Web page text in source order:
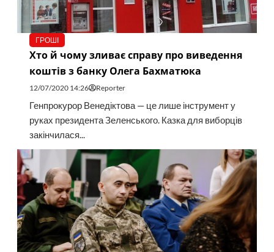
ГРОШІ
Хто й чому зливає справу про виведення
коштів з банку Олега Бахматюка
12/07/2020 14:26 Reporter
Генпрокурор Венедіктова — це лише інструмент у
руках президента Зеленського. Казка для виборців
закінчилася...